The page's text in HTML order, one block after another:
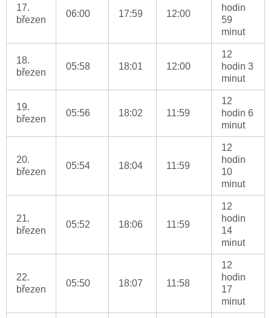
17.
březen
06:00 17:59 12:00
hodin
59
minut
18.
březen
05:58 18:01 12:00
12
hodin 3
minut
19.
březen
05:56 18:02 11:59
12
hodin 6
minut
20.
březen
05:54 18:04 11:59
12
hodin
10
minut
21.
březen
05:52 18:06 11:59
12
hodin
14
minut
22.
březen
05:50 18:07 11:58
12
hodin
17
minut